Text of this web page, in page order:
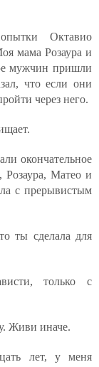
Октавио
мама Розаура и
мужчин пришли
что если они
через него.
окончательное
Розаура, Матео и
с прерывистым
ты сделала для
только с
Живи иначе.
лет, у меня